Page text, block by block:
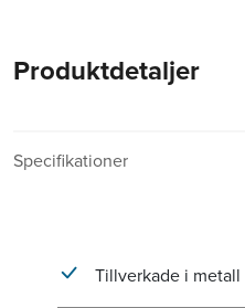
Produktdetaljer
Specifikationer
Tillverkade i metall